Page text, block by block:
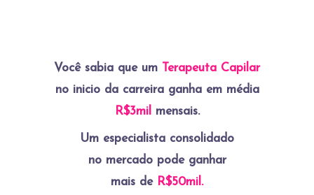
Você sabia que um
Terapeuta Capilar
no inicio da carreira ganha em média
R$3mil
mensais.
Um especialista consolidado
no mercado pode ganhar
mais de R$50mil.